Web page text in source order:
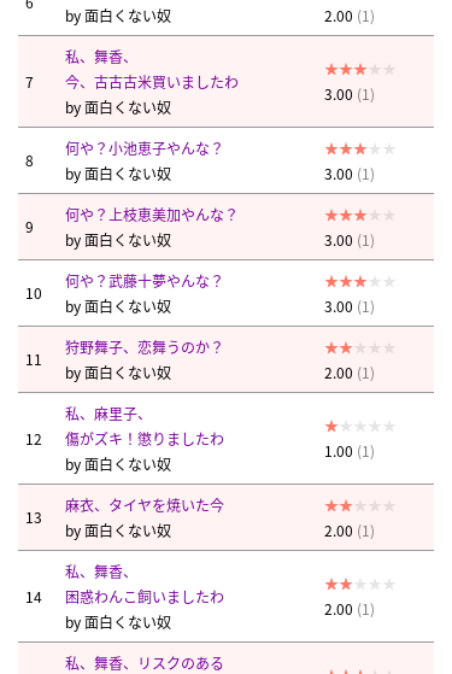
by面白くない奴 2.00 (1)
7
私、舞香、
今、古古古米買いましたわ
by面白くない奴
3.00 (1)
8
何や？小池恵子やんな？
by面白くない奴 3.00 (1)
9
何や？上枝恵美加やんな？
by面白くない奴 3.00 (1)
10
何や？武藤十夢やんな？
by面白くない奴 3.00 (1)
11
狩野舞子、恋舞うのか？
by面白くない奴 2.00 (1)
12
私、麻里子、
傷がズキ！懲りましたわ
by面白くない奴
1.00 (1)
13
麻衣、タイヤを焼いた今
by面白くない奴 2.00 (1)
14
私、舞香、
困惑わんこ飼いましたわ
by面白くない奴
2.00 (1)
私、舞香、リスクのある